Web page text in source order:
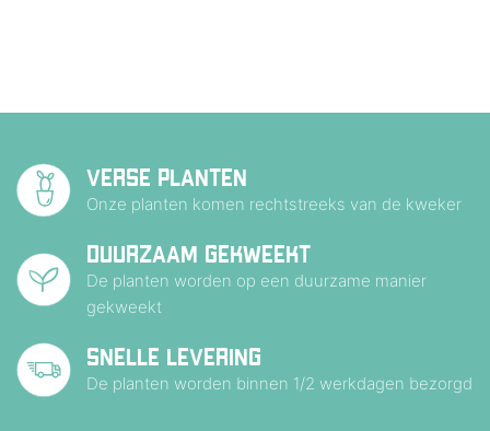
VERSE PLANTEN
Onze planten komen rechtstreeks van de kweker
DUURZAAM GEKWEEKT
De planten worden op een duurzame manier
gekweekt
SNELLE LEVERING
De planten worden binnen 1/2 werkdagen bezorgd